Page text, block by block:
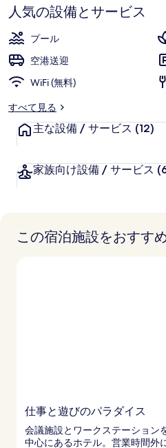
9.6、
お
客
様
に
好
件
の
ミ
ら
人気の設備とサービス
プール
空港送迎
WiFi (無料)
すべて見る
主な設備 / サービス (12)
家族向け設備 / サービス
この宿泊施設をおすす
仕事と遊びのパラダイス
会議施設とワークステーション
中心にあるホテル。営業時間外